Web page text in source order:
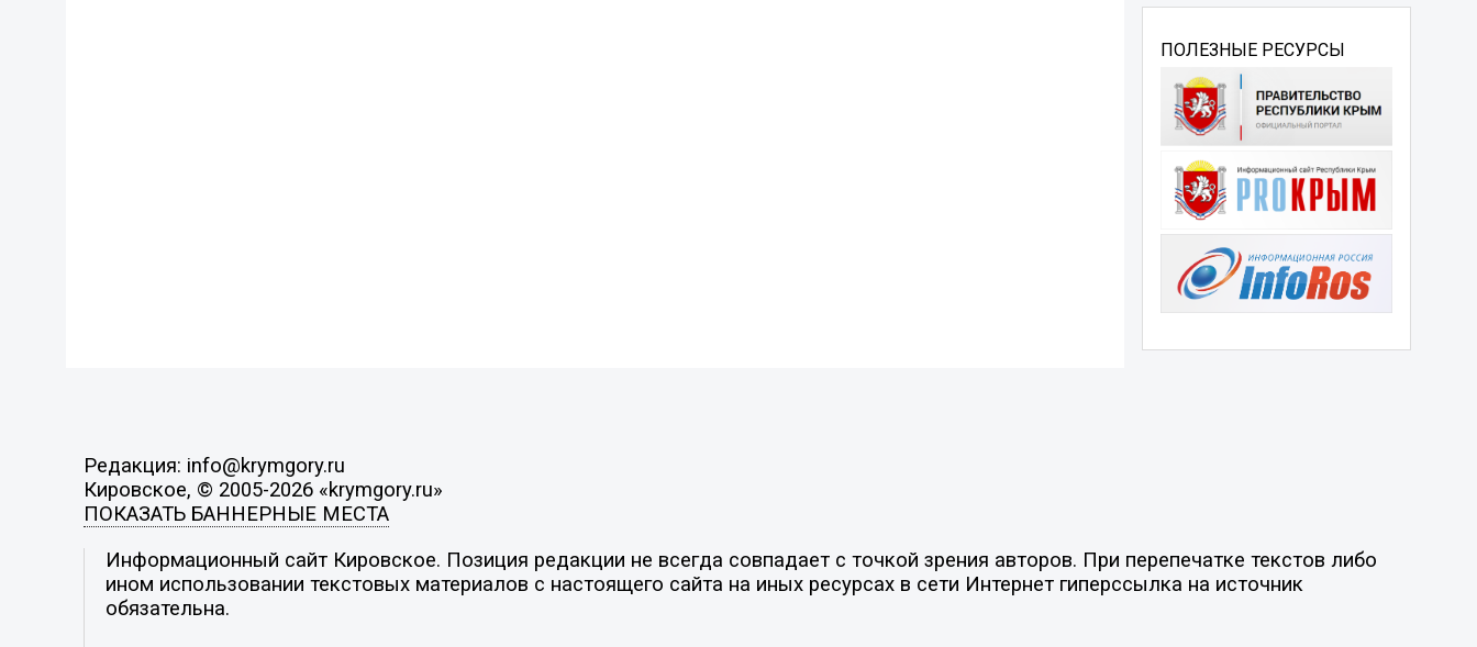
ПОЛЕЗНЫЕ РЕСУРСЫ
Редакция: info@krymgory.ru
Кировское, © 2005-2026 «krymgory.ru»
ПОКАЗАТЬ БАННЕРНЫЕ МЕСТА
Информационный сайт Кировское. Позиция редакции не всегда совпадает с точкой зрения авторов. При перепечатке текстов либо
ином использовании текстовых материалов с настоящего сайта на иных ресурсах в сети Интернет гиперссылка на источник
обязательна.